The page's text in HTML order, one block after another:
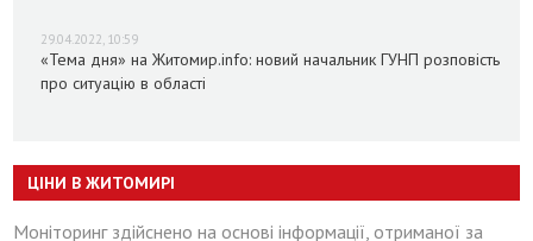
29.04.2022, 10:59
«Тема дня» на Житомир.info: новий начальник ГУНП розповість
про ситуацію в області
ЦІНИ В ЖИТОМИРІ
Моніторинг здійснено на основі інформації, отриманої за